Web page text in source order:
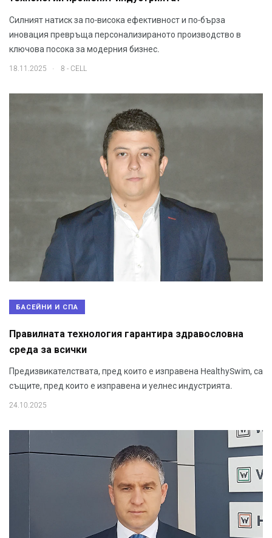
Силният натиск за по-висока ефективност и по-бърза
иновация превръща персонализираното производство в
ключова посока за модерния бизнес.
18.11.2025 8 - CELL
БАСЕЙНИ И СПА
Правилната технология гарантира здравословна
среда за всички
Предизвикателствата, пред които е изправена HealthySwim, са
същите, пред които е изправена и уелнес индустрията.
24.10.2025